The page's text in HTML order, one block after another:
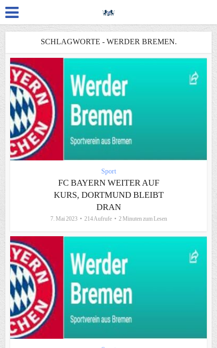
SCHLAGWORTE - WERDER BREMEN.
Sport
FC BAYERN WEITER AUF
KURS, DORTMUND BLEIBT
DRAN
7. Mai 2023 214 Aufrufe 2 Minuten zum Lesen